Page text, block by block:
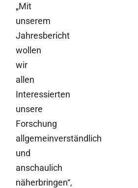
„Mit
unserem
Jahresbericht
wollen
wir
allen
Interessierten
unsere
Forschung
allgemeinverständlich
und
anschaulich
näherbringen“,